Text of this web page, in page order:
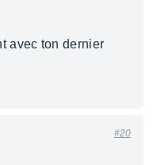
avec ton dernier
#20